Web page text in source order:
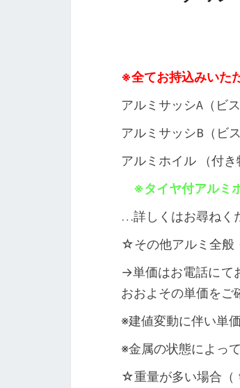
※全てお持込みいた
アルミサッシA（ビ
アルミサッシB（ビ
アルミホイル （付
※タイヤ付アルミ
…詳しくはお尋ねく
☆その他アルミ全般
→単価はお電話にて
おおよその単価をご
※建値変動に伴い単
※金属の状態によっ
☆重量が多い場合（